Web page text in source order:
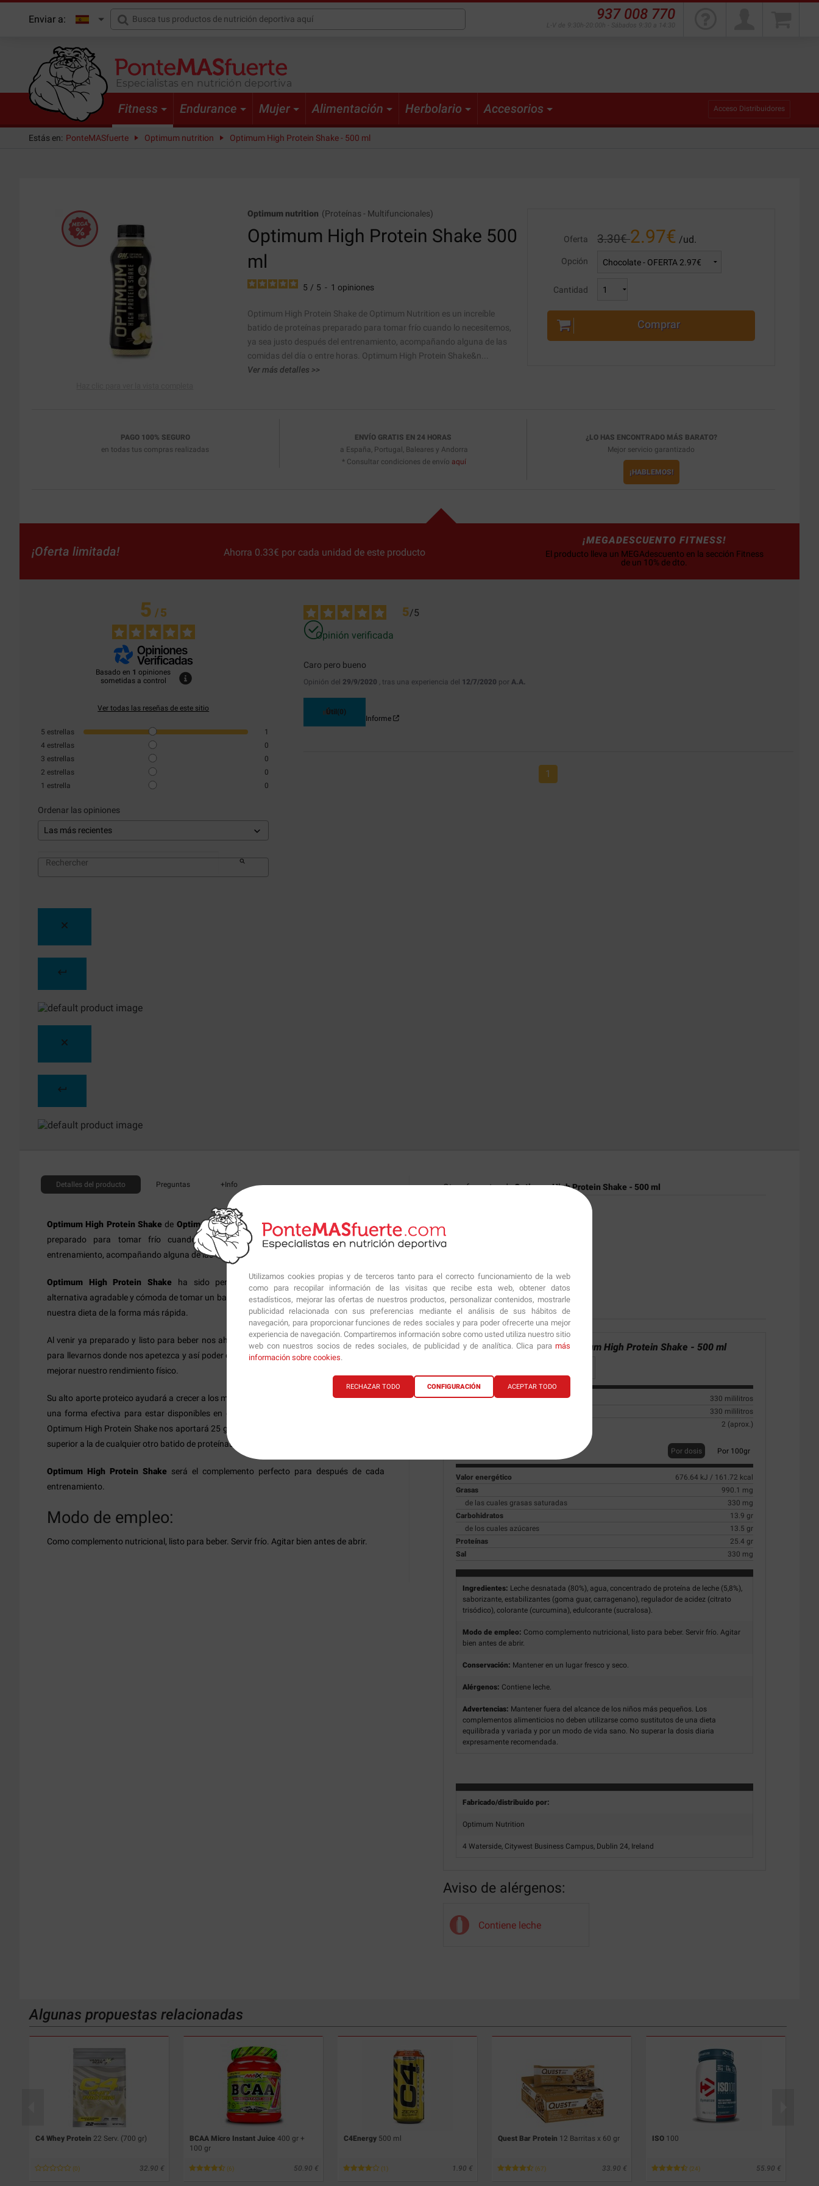
Utilizamos cookies propias y de terceros tanto para el correcto funcionamiento de la web
como para recopilar información de las visitas que recibe esta web, obtener datos
estadísticos, mejorar las ofertas de nuestros productos, personalizar contenidos, mostrarle
publicidad relacionada con sus preferencias mediante el análisis de sus hábitos de
navegación, para proporcionar funciones de redes sociales y para poder ofrecerte una mejor
experiencia de navegación. Compartiremos información sobre como usted utiliza nuestro sitio
web con nuestros socios de redes sociales, de publicidad y de analítica. Clica para más
información sobre cookies.
ACEPTAR TODO
RECHAZAR TODO CONFIGURACIÓN
Enviar a: 937 008 770
Especialistas en nutrición deportiva
Fitness Endurance Mujer Alimentación Herbolario Accesorios Acceso Distribuidores
Estás en: PonteMASfuerte Optimum nutrition Optimum High Protein Shake - 500 ml
Optimum nutrition (Proteínas - Multifuncionales)
Optimum High Protein Shake 500
ml
5 / 5 - 1 opiniones
Optimum High Protein Shake de Optimum Nutrition es un increíble
batido de proteínas preparado para tomar frío cuando lo necesitemos,
ya sea justo después del entrenamiento, acompañando alguna de las
comidas del día o entre horas. Optimum High Protein Shake&n...
Ver más detalles >>
Oferta 3.30€ 2.97€ /ud.
Opción
Cantidad
Comprar
PAGO 100% SEGURO
en todas tus compras realizadas
ENVÍO GRATIS EN 24 HORAS
a España, Portugal, Baleares y Andorra
* Consultar condiciones de envío aquí
¿LO HAS ENCONTRADO MÁS BARATO?
Mejor servicio garantizado
¡HABLEMOS!
¡Oferta limitada! Ahorra 0.33€ por cada unidad de este producto
¡MEGADESCUENTO FITNESS!
El producto lleva un MEGAdescuento en la sección Fitness
de un 10% de dto.
5/5
Basado en 1 opiniones
sometidas a control
Ver todas las reseñas de este sitio
5 estrellas
1
4 estrellas
0
3 estrellas
0
2 estrellas
0
1 estrella 0
Ordenar las opiniones
5/5
Opinión verificada
Caro pero bueno
Opinión del 29/9/2020 , tras una experiencia del 12/7/2020 porA.A.
Útil (0)
Informe
1
Detalles del producto Preguntas +Info
Optimum High Protein Shake de Optimum Nutrition
es un increíble batido de proteínas
preparado para tomar frío cuando lo necesitemos, ya sea justo después del
entrenamiento, acompañando alguna de las comidas del día o entre horas.
Optimum High Protein Shake ha sido pensado para personas deportistas, una
alternativa agradable y cómoda de tomar un batido que refuerce el aporte de proteínas de
nuestra dieta de la forma más rápida.
Al venir ya preparado y listo para beber nos ahorrará tiempo y será un recurso perfecto
para llevarnos donde nos apetezca y así poder complementar nuestros entrenamientos y
mejorar nuestro rendimiento físico.
Su alto aporte proteico ayudará a crecer a los músculos, a mantenerse y a recuperarse de
una forma efectiva para estar disponibles en el menor tiempo posible. Cada batido de
Optimum High Protein Shake nos aportará 25 gramos de proteínas, una dosis parecida o
superior a la de cualquier otro batido de proteínas.
Optimum High Protein Shake será el complemento perfecto para después de cada
entrenamiento.
Modo de empleo:
Como complemento nutricional, listo para beber. Servir frío. Agitar bien antes de abrir.
Otros formatos deOptimum High Protein Shake - 500 ml
Información técnica
Información Nutricional:Optimum High Protein Shake - 500 ml
Dosis
330 mililitros
330 mililitros
2 (aprox.)
Por dosis Por 100gr
Valor energético
676.64 kJ / 161.72 kcal
Grasas
990.1 mg
de las cuales grasas saturadas
330 mg
Carbohidratos
13.9 gr
de los cuales azúcares
13.5 gr
Proteínas
25.4 gr
Sal
330 mg
Ingredientes: Leche desnatada (80%), agua, concentrado de proteína de leche (5,8%),
saborizante, estabilizantes (goma guar, carragenano), regulador de acidez (citrato
trisódico), colorante (curcumina), edulcorante (sucralosa).
Modo de empleo: Como complemento nutricional, listo para beber. Servir frío. Agitar
bien antes de abrir.
Conservación: Mantener en un lugar fresco y seco.
Alérgenos: Contiene leche.
Advertencias: Mantener fuera del alcance de los niños más pequeños. Los
complementos alimenticios no deben utilizarse como sustitutos de una dieta
equilibrada y variada y por un modo de vida sano. No superar la dosis diaria
expresamente recomendada.
Fabricado/distribuido por:
Optimum Nutrition
4 Waterside, Citywest Business Campus, Dublin 24, Ireland
Aviso de alérgenos:
Contiene leche
Algunas propuestas relacionadas
C4 Whey Protein 22 Serv. (700 gr)
(0) 32.90
BCAA Micro Instant Juice 400 gr +
100 gr
(6) 50.90
C4Energy 500 ml
(1) 1.90
Quest Bar Protein 12 Barritas x 60 gr
(67) 33.90
ISO 100
(24) 55.90